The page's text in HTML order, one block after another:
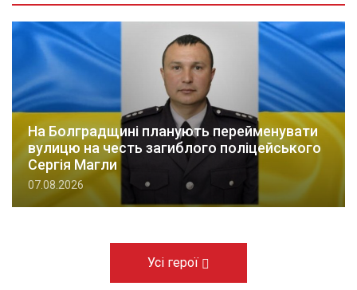
На Болградщині планують перейменувати
вулицю на честь загиблого поліцейського
Сергія Магли
07.08.2026
Усі герої